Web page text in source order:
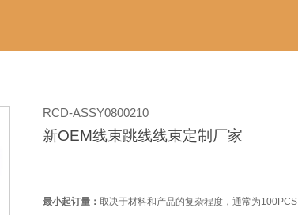
RCD-ASSY0800210
新OEM线束跳线线束定制厂家
最小起订量： 取决于材料和产品的复杂程度，通常为100PCS